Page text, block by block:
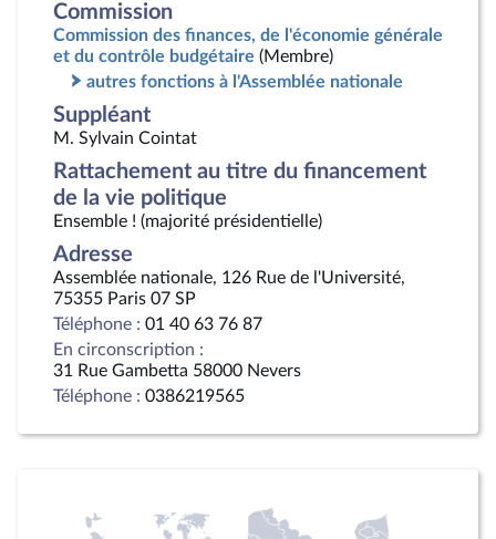
Commission
Commission des finances, de l'économie générale
et du contrôle budgétaire (Membre)
autres fonctions à l'Assemblée nationale
Suppléant
M. Sylvain Cointat
Rattachement au titre du financement
de la vie politique
Ensemble ! (majorité présidentielle)
Adresse
Assemblée nationale, 126 Rue de l'Université,
75355 Paris 07 SP
Téléphone : 01 40 63 76 87
En circonscription :
31 Rue Gambetta 58000 Nevers
Téléphone : 0386219565